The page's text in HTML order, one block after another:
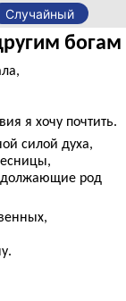
Случайный
богам
я хочу почтить.
силой духа,
род